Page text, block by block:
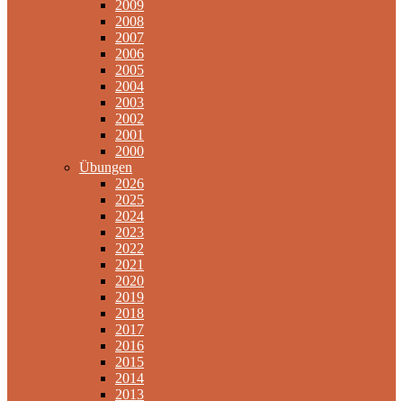
2009
2008
2007
2006
2005
2004
2003
2002
2001
2000
Übungen
2026
2025
2024
2023
2022
2021
2020
2019
2018
2017
2016
2015
2014
2013